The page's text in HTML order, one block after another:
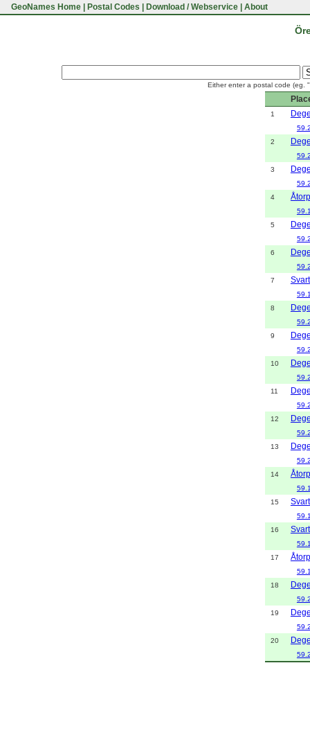
GeoNames Home Postal Codes Download / Webservice About
Either enter a postal code (eg.
1
2
3
4
Åtorp
5
6
7
8
9
10
11
12
13
14
Åtorp
15
16
17
Åtorp
18
19
20